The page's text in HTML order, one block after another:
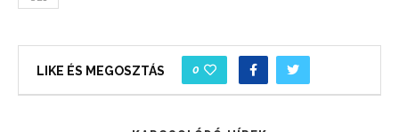
LIKE ÉS MEGOSZTÁS 0